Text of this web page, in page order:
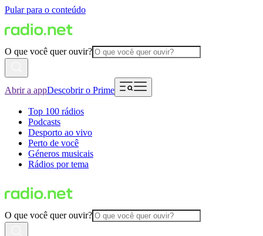
Pular para o conteúdo
O que você quer ouvir?
Abrir a appDescobrir o Prime
Top 100 rádios
Podcasts
Desporto ao vivo
Perto de você
Géneros musicais
Rádios por tema
O que você quer ouvir?